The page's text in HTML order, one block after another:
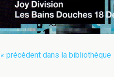
« précédent dans la bibliothèque